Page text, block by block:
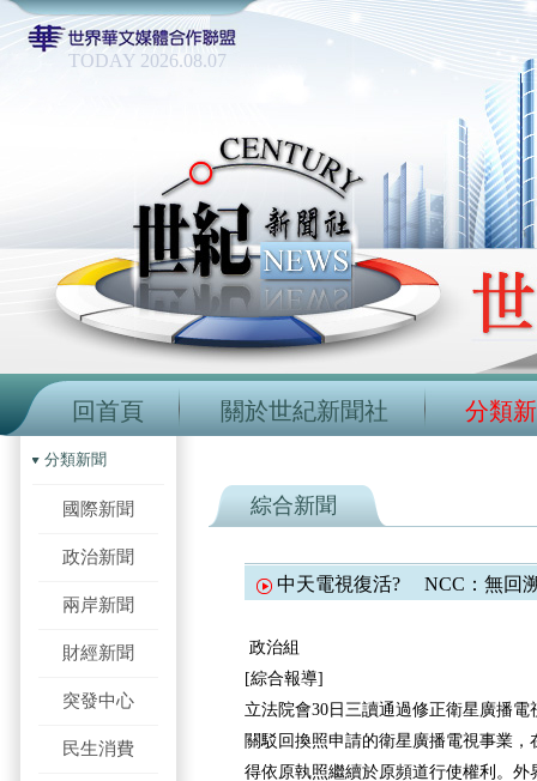
TODAY 2026.08.07
回首頁 關於世紀新聞社 分類
分類新聞
國際新聞
政治新聞
兩岸新聞
財經新聞
突發中心
民生消費
綜合新聞
中天電視復活? NCC：無回
政治組
[綜合報導]
立法院會30日三讀通過修正衛星廣播
關駁回換照申請的衛星廣播電視事業
得依原執照繼續於原頻道行使權利。